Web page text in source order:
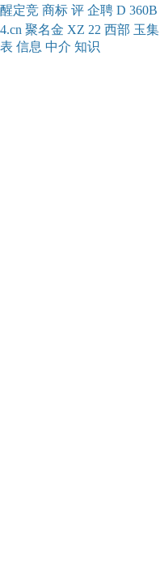
醒定竞 商标 评 企聘 D 360B
4.cn 聚名金 XZ 22 西部 玉集
表 信息 中介 知识